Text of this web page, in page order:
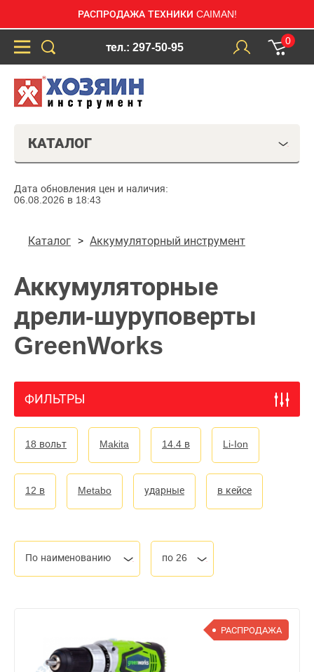
РАСПРОДАЖА ТЕХНИКИ CAIMAN!
тел.: 297-50-95
0
КАТАЛОГ
Дата обновления цен и наличия:
06.08.2026 в 18:43
Каталог Аккумуляторный инструмент
Аккумуляторные
дрели-шуруповерты
GreenWorks
ФИЛЬТРЫ
18 вольт Makita 14.4 в Li-Ion
12 в Metabo ударные в кейсе
По наименованию по 26
РАСПРОДАЖА